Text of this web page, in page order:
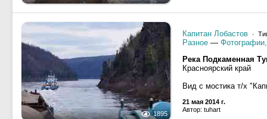
1895
Капитан Лобастов ·
Разное —
Река Подкаменная
Красноярский край
Вид с мостика т/х
21 мая 2014 г.
Автор: tuhart